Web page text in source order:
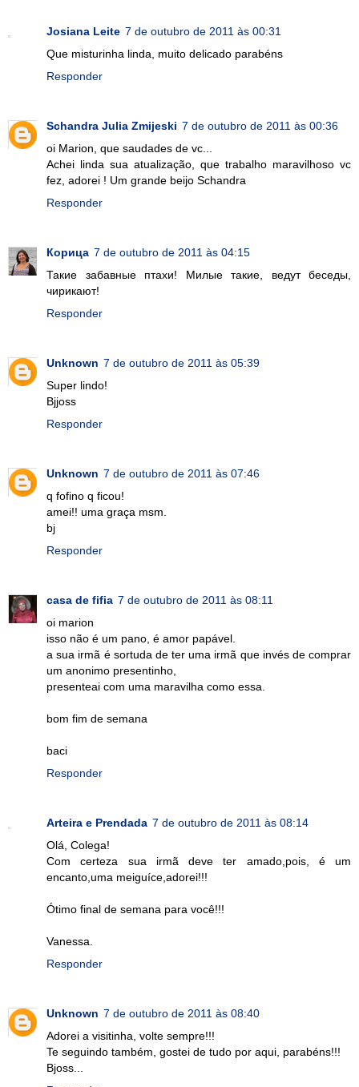
Josiana Leite 7 de outubro de 2011 às 00:31
Que misturinha linda, muito delicado parabéns
Responder
Schandra Julia Zmijeski 7 de outubro de 2011 às 00:36
oi Marion, que saudades de vc...
Achei linda sua atualização, que trabalho maravilhoso vc
fez, adorei ! Um grande beijo Schandra
Responder
Корица 7 de outubro de 2011 às 04:15
Такие забавные птахи! Милые такие, ведут беседы,
чирикают!
Responder
Unknown 7 de outubro de 2011 às 05:39
Super lindo!
Bjjoss
Responder
Unknown 7 de outubro de 2011 às 07:46
q fofino q ficou!
amei!! uma graça msm.
bj
Responder
casa de fifia 7 de outubro de 2011 às 08:11
oi marion
isso não é um pano, é amor papável.
a sua irmã é sortuda de ter uma irmã que invés de comprar
um anonimo presentinho,
presenteai com uma maravilha como essa.
bom fim de semana
baci
Responder
Arteira e Prendada 7 de outubro de 2011 às 08:14
Olá, Colega!
Com certeza sua irmã deve ter amado,pois, é um
encanto,uma meiguíce,adorei!!!
Ótimo final de semana para você!!!
Vanessa.
Responder
Unknown 7 de outubro de 2011 às 08:40
Adorei a visitinha, volte sempre!!!
Te seguindo também, gostei de tudo por aqui, parabéns!!!
Bjoss...